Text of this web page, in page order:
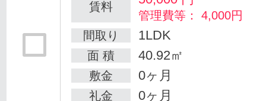
賃料
管理費等： 4,000円
間取り
1LDK
面 積 40.92㎡
敷金 0ヶ月
礼金 0ヶ月